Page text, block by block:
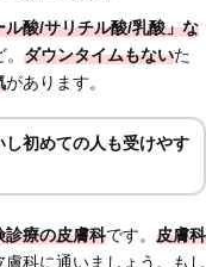
ル酸/サリチル酸/乳酸」な
ダウンタイムもないた
があります。
初めての人も受けやす
診療の皮膚科です。 皮膚科
膚科に通いましょう。もし